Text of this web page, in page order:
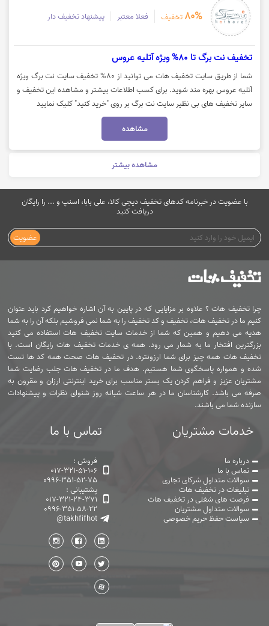
80% تخفیف فعلا معتبر پیشنهاد تخفیف دار
تخفیف نت برگ تا 80% ویژه آتلیه عروس
شما از طریق سایت تخفیف هات می توانید از 80% تخفیف سایت نت برگ ویژه
آتلیه عروس بهره مند شوید. برای کسب اطلاعات بیشتر و مشاهده این تخفیف و
سایر تخفیف های بی نظیر سایت نت برگ بر روی "خرید کنید" کلیک نمایید
مشاهده
مشاهده بیشتر
با عضویت در خبرنامه کدهای تخفیف دیجی کالا، علی بابا، اسنپ و ... را رایگان
دریافت کنید
عضویت
چرا تخفیف هات ؟ علاوه بر مزایایی که در پایین به آن اشاره خواهیم کرد باید عنوان
کنیم ما در تخفیف هات، تخفیف و کد تخفیف را به شما نمی فروشیم بلکه آن را به شما
هدیه می دهیم و همین که شما از خدمات سایت تخفیف هات استفاده می کنید
بزرگترین افتخار ما به شمار می رود. همه ی خدمات تخفیف هات رایگان است. با
تخفیف هات همه چیز برای شما ارزونتره. در تخفیف هات صحت همه کد ها تست
شده و همواره پاسخگوی شما هستیم. هدف ما در تخفیف هات جلب رضایت شما
مشتریان عزیز و فراهم کردن یک بستر مناسب برای خرید اینترنتی ارزان و مقرون به
صرفه می باشد. کارشناسان ما در هر ساعت شبانه روز شنوای نظرات و پیشنهادات
سازنده شما می باشند.
خدمات مشتریان
درباره ما
تماس با ما
سوالات متداول شرکای تجاری
تبلیغات در تخفیف هات
فرصت های شغلی در تخفیف هات
سوالات متداول مشتریان
سیاست حفظ حریم خصوصی
تماس با ما
فروش :
017-321-51-106
0996-351-52-75
پشتیبانی :
017-321-24-371
0996-351-58-22
@takhfifhot